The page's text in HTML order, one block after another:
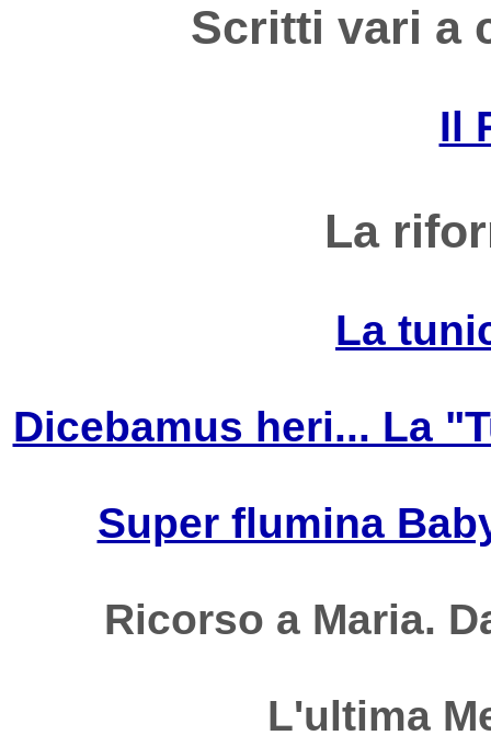
Scritti vari a
Il
La
La
Dicebamus heri... La
Super flumina
Ricorso a Maria.
L'ultima